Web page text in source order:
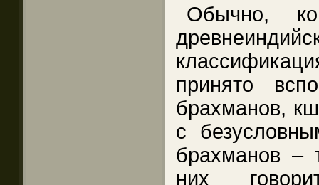
Обычно,
принято
брахманов,
с
брахманов –
них